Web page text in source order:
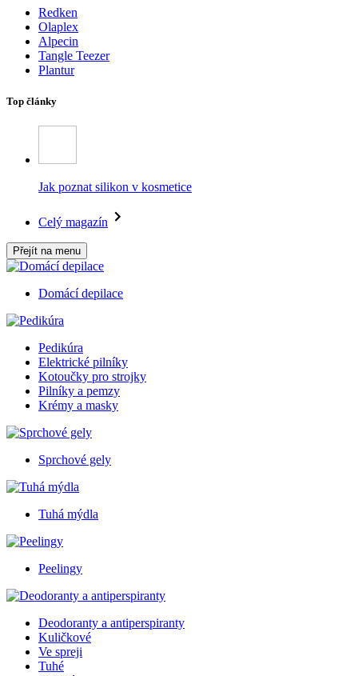
Redken
Olaplex
Alpecin
Tangle Teezer
Plantur
Top články
Jak poznat silikon v kosmetice
Celý magazín
Přejít na menu
Domácí depilace
Pedikúra
Elektrické pilníky
Kotoučky pro strojky
Pilníky a pemzy
Krémy a masky
Sprchové gely
Tuhá mýdla
Peelingy
Deodoranty a antiperspiranty
Kuličkové
Ve spreji
Tuhé